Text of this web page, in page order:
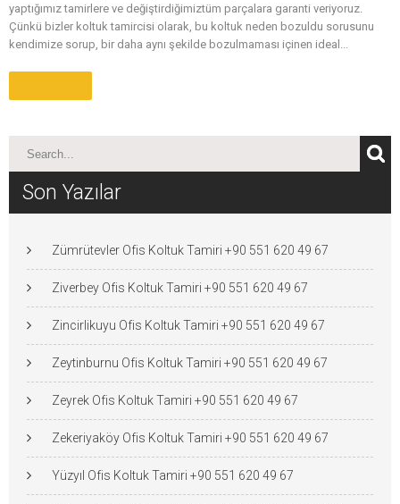
yaptığımız tamirlere ve değiştirdiğimiztüm parçalara garanti veriyoruz.
Çünkü bizler koltuk tamircisi olarak, bu koltuk neden bozuldu sorusunu
kendimize sorup, bir daha aynı şekilde bozulmaması içinen ideal...
Son Yazılar
Zümrütevler Ofis Koltuk Tamiri +90 551 620 49 67
Ziverbey Ofis Koltuk Tamiri +90 551 620 49 67
Zincirlikuyu Ofis Koltuk Tamiri +90 551 620 49 67
Zeytinburnu Ofis Koltuk Tamiri +90 551 620 49 67
Zeyrek Ofis Koltuk Tamiri +90 551 620 49 67
Zekeriyaköy Ofis Koltuk Tamiri +90 551 620 49 67
Yüzyıl Ofis Koltuk Tamiri +90 551 620 49 67